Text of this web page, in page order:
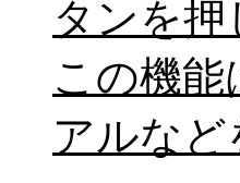
タンを
この機
アルな